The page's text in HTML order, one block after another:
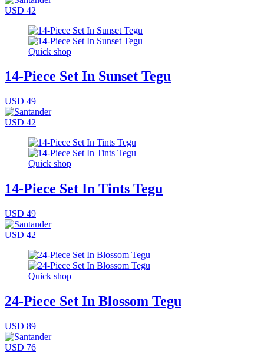
USD 42
Quick shop
14-Piece Set In Sunset Tegu
USD 49
USD 42
Quick shop
14-Piece Set In Tints Tegu
USD 49
USD 42
Quick shop
24-Piece Set In Blossom Tegu
USD 89
USD 76